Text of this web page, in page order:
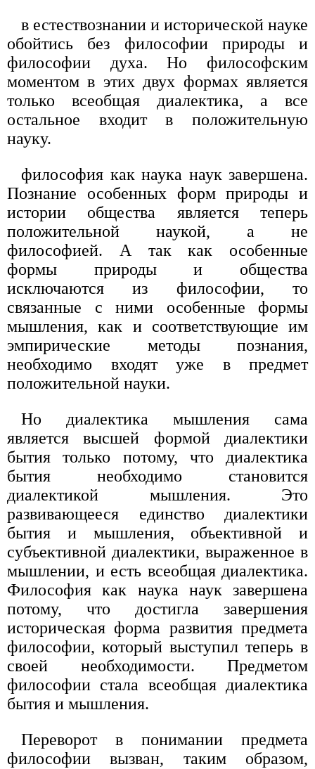
в естествознании и исторической науке
обойтись без философии природы и
философии духа. Но философским
моментом в этих двух формах является
только всеобщая диалектика, а все
остальное входит в положительную
науку.
философия как наука наук завершена.
Познание особенных форм природы и
истории общества является теперь
положительной наукой, а не
философией. А так как особенные
формы природы и общества
исключаются из философии, то
связанные с ними особенные формы
мышления, как и соответствующие им
эмпирические методы познания,
необходимо входят уже в предмет
положительной науки.
Но диалектика мышления сама
является высшей формой диалектики
бытия только потому, что диалектика
бытия необходимо становится
диалектикой мышления. Это
развивающееся единство диалектики
бытия и мышления, объективной и
субъективной диалектики, выраженное в
мышлении, и есть всеобщая диалектика.
Философия как наука наук завершена
потому, что достигла завершения
историческая форма развития предмета
философии, который выступил теперь в
своей необходимости. Предметом
философии стала всеобщая диалектика
бытия и мышления.
Переворот в понимании предмета
философии вызван, таким образом,